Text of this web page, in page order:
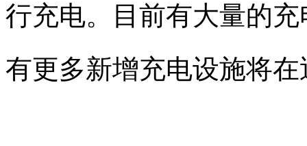
行充电。目前有大量的
有更多新增充电设施将